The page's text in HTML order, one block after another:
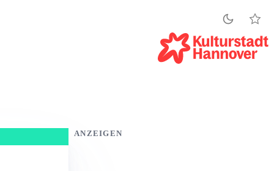
ANZEIGEN